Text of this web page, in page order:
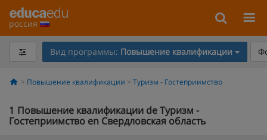
россия
Вид программы: Повышение квалификации
Повышение квалификации Туризм - Гостеприимство
1 Повышение квалификации de Туризм -
Гостеприимство en Свердловская область